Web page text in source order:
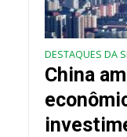
DESTAQUES DA
China